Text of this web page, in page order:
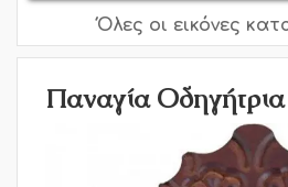
Όλες οι εικόνες
Παναγία Οδηγήτρια